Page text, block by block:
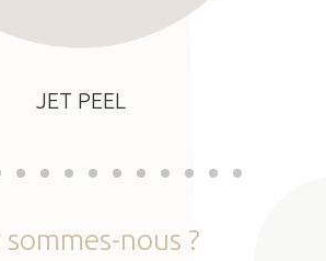
JET PEEL
sommes-nous ?